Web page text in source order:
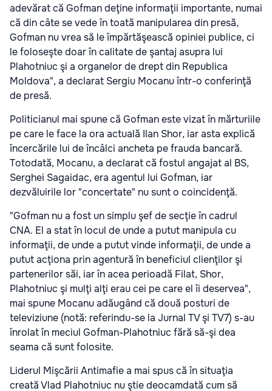
adevărat că Gofman deţine informaţii importante, numai
că din câte se vede în toată manipularea din presă,
Gofman nu vrea să le împărtăşească opiniei publice, ci
le foloseşte doar în calitate de şantaj asupra lui
Plahotniuc şi a organelor de drept din Republica
Moldova", a declarat Sergiu Mocanu într-o conferinţă
de presă.
Politicianul mai spune că Gofman este vizat în mărturiile
pe care le face la ora actuală Ilan Shor, iar asta explică
încercările lui de încâlci ancheta pe frauda bancară.
Totodată, Mocanu, a declarat că fostul angajat al BS,
Serghei Sagaidac, era agentul lui Gofman, iar
dezvăluirile lor "concertate" nu sunt o coincidenţă.
"Gofman nu a fost un simplu şef de secţie în cadrul
CNA. El a stat în locul de unde a putut manipula cu
informaţii, de unde a putut vinde informaţii, de unde a
putut acţiona prin agentură în beneficiul clienţilor şi
partenerilor săi, iar în acea perioadă Filat, Shor,
Plahotniuc şi mulţi alţi erau cei pe care el îi deservea",
mai spune Mocanu adăugând că două posturi de
televiziune (notă: referindu-se la Jurnal TV şi TV7) s-au
înrolat în meciul Gofman-Plahotniuc fără să-şi dea
seama că sunt folosite.
Liderul Mişcării Antimafie a mai spus că în situaţia
creată Vlad Plahotniuc nu ştie deocamdată cum să